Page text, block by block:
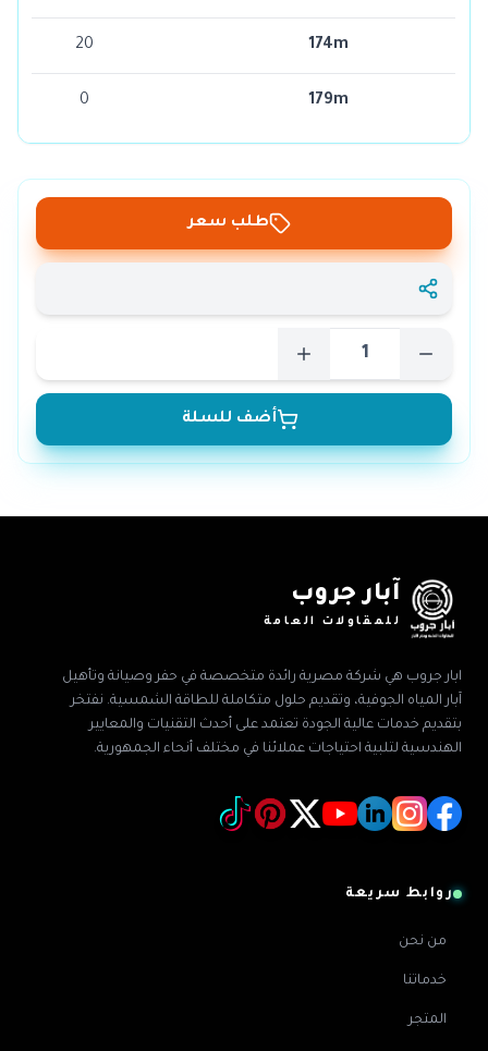
174m
20
179m
0
طلب سعر
أضف للسلة
آبار جروب
للمقاولات العامة
ابار جروب هي شركة مصرية رائدة متخصصة في حفر وصيانة وتأهيل
آبار المياه الجوفية، وتقديم حلول متكاملة للطاقة الشمسية. نفتخر
بتقديم خدمات عالية الجودة تعتمد على أحدث التقنيات والمعايير
الهندسية لتلبية احتياجات عملائنا في مختلف أنحاء الجمهورية.
روابط سريعة
من نحن
خدماتنا
المتجر